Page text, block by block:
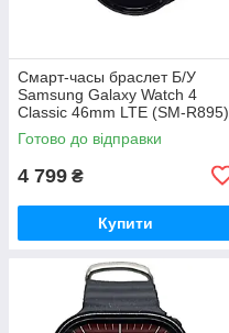
Смарт-часы браслет Б/У
Samsung Galaxy Watch 4
Classic 46mm LTE (SM-R895)
Готово до відправки
4 799 ₴
Купити